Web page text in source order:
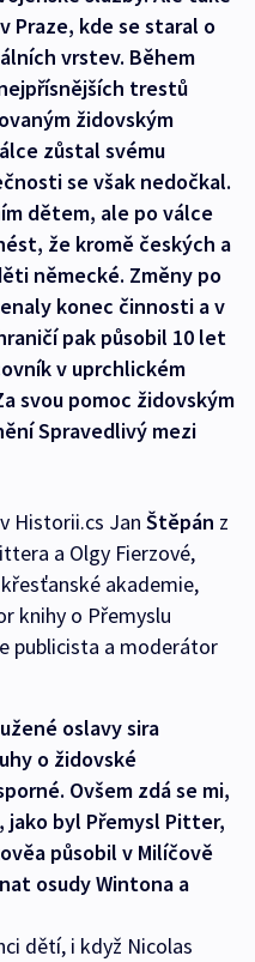
Praze, kde se staral o
vrstev. Během
trestů
židovským
zůstal svému
se však nedočkal.
dětem, ale po válce
že kromě českých a
německé. Změny po
konec činnosti a v
pak působil 10 let
v uprchlickém
svou pomoc židovským
Spravedlivý mezi
Historii.cs Jan Štěpán z
a Olgy Fierzové,
křesťanské akademie,
knihy o Přemyslu
publicista a moderátor
oslavysira
o židovské
Ovšem zdá se mi,
jako byl Přemysl Pitter,
a působil v Milíčově
osudy Wintona a
dětí, i když Nicolas